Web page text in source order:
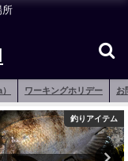
所
ワーキングホリデー お
釣りアイテム